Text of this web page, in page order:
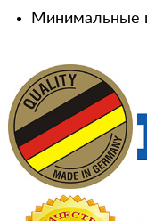
Минимальные